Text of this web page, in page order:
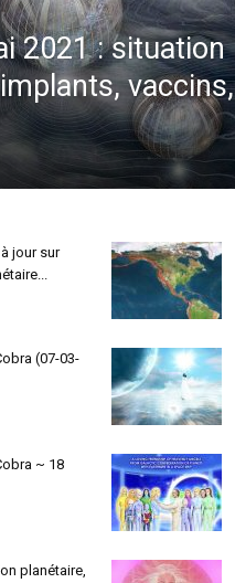
2021 : situation
vaccins,
jour sur
(07-03-
~ 18
planétaire,